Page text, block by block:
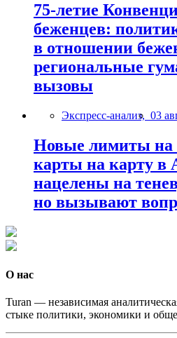
75-летие
беженцев:
в отношении
региональные
вызовы
Экспресс-анализ, 03
Новые лимиты на
карты на карту в
нацелены на
но вызывают
О нас
Turan — независимая
стыке политики, экономики и